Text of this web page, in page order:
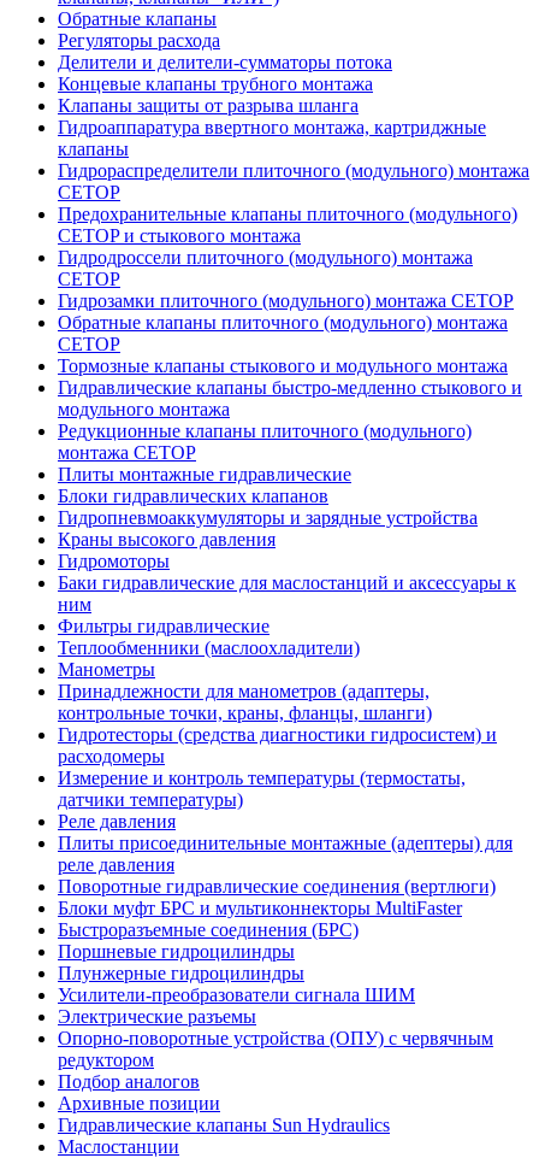
Обратные клапаны
Регуляторы расхода
Делители и делители-сумматоры потока
Концевые клапаны трубного монтажа
Клапаны защиты от разрыва шланга
Гидроаппаратура ввертного монтажа, картриджные
клапаны
Гидрораспределители плиточного (модульного) монтажa
CETOP
Предохранительные клапаны плиточного (модульного)
CETOP и стыкового монтажа
Гидродроссели плиточного (модульного) монтажа
CETOP
Гидрозамки плиточного (модульного) монтажа CETOP
Обратные клапаны плиточного (модульного) монтажа
CETOP
Тормозные клапаны стыкового и модульного монтажа
Гидравлические клапаны быстро-медленно стыкового и
модульного монтажа
Редукционные клапаны плиточного (модульного)
монтажа CETOP
Плиты монтажные гидравлические
Блоки гидравлических клапанов
Гидропневмоаккумуляторы и зарядные устройства
Краны высокого давления
Гидромоторы
Баки гидравлические для маслостанций и аксессуары к
ним
Фильтры гидравлические
Теплообменники (маслоохладители)
Манометры
Принадлежности для манометров (адаптеры,
контрольные точки, краны, фланцы, шланги)
Гидротесторы (средства диагностики гидросистем) и
расходомеры
Измерение и контроль температуры (термостаты,
датчики температуры)
Реле давления
Плиты присоединительные монтажные (адептеры) для
реле давления
Поворотные гидравлические соединения (вертлюги)
Блоки муфт БРС и мультиконнекторы MultiFaster
Быстроразъемные соединения (БРС)
Поршневые гидроцилиндры
Плунжерные гидроцилиндры
Усилители-преобразователи сигнала ШИМ
Электрические разъемы
Опорно-поворотные устройства (ОПУ) с червячным
редуктором
Подбор аналогов
Архивные позиции
Гидравлические клапаны Sun Hydraulics
Маслостанции